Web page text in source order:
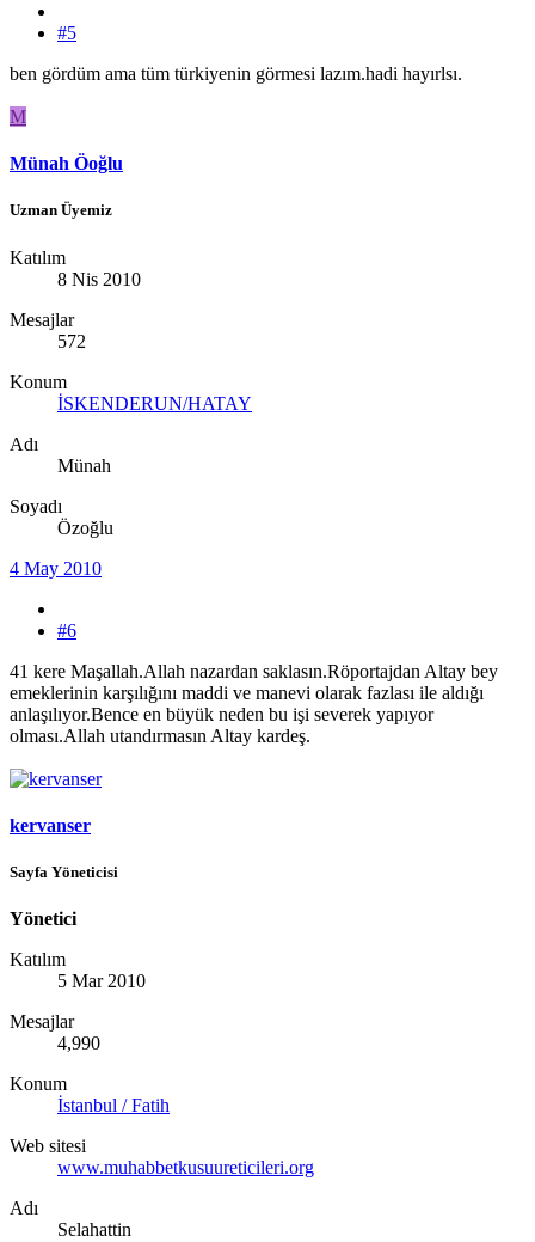
#5
ben gördüm ama tüm türkiyenin görmesi lazım.hadi hayırlsı.
M
Münah Öoğlu
Uzman Üyemiz
Katılım
8 Nis 2010
Mesajlar
572
Konum
İSKENDERUN/HATAY
Adı
Münah
Soyadı
Özoğlu
4 May 2010
#6
41 kere Maşallah.Allah nazardan saklasın.Röportajdan Altay bey
emeklerinin karşılığını maddi ve manevi olarak fazlası ile aldığı
anlaşılıyor.Bence en büyük neden bu işi severek yapıyor
olması.Allah utandırmasın Altay kardeş.
kervanser
Sayfa Yöneticisi
Yönetici
Katılım
5 Mar 2010
Mesajlar
4,990
Konum
İstanbul / Fatih
Web sitesi
www.muhabbetkusuureticileri.org
Adı
Selahattin